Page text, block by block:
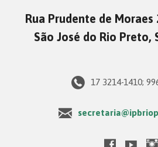
Rua Prudente de Moraes
São José do Rio Preto,
17 3214-1410;